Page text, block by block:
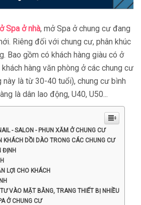
Spa ở nhà, mở Spa ở chung cư đang
Riêng đối với chung cư, phân khúc
Bao gồm có khách hàng giàu có ở
hàng văn phòng ở các chung cư
là từ 30-40 tuổi), chung cư bình
là dân lao động, U40, U50...
- SALON - PHUN XĂM Ở CHUNG CƯ
KHÁCH DỒI DÀO TRONG CÁC CHUNG CƯ
ĐỊNH
LỢI CHO KHÁCH
VÀO MẶT BẰNG, TRANG THIẾT BỊ NHIỀU
Ở CHUNG CƯ